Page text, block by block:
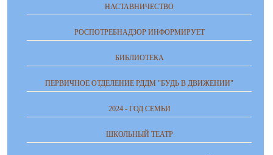
НАСТАВНИЧЕСТВО
РОСПОТРЕБНАДЗОР ИНФОРМИРУЕТ
БИБЛИОТЕКА
ПЕРВИЧНОЕ ОТДЕЛЕНИЕ РДДМ "БУДЬ В ДВИЖЕНИИ"
2024 - ГОД СЕМЬИ
ШКОЛЬНЫЙ ТЕАТР